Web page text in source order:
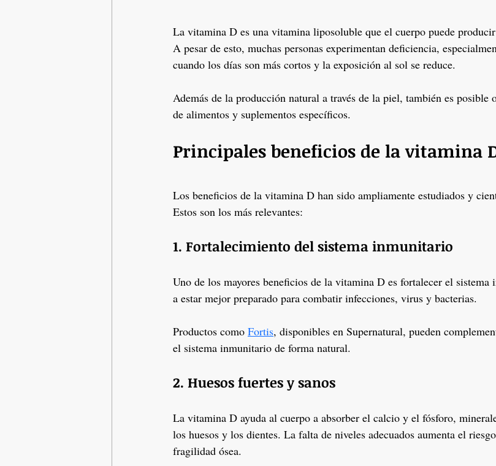
La vitamina D es una vitamina liposoluble que el cuerpo puede
A pesar de esto, muchas personas experimentan deficiencia,
cuando los días son más cortos y la exposición al sol se reduce.
Además de la producción natural a través de la piel, también es posible
de alimentos y suplementos específicos.
Principales beneficios de la vitamina
Los beneficios de la vitamina D han sido ampliamente estudiados y
Estos son los más relevantes:
1. Fortalecimiento del sistema inmunitario
Uno de los mayores beneficios de la vitamina D es fortalecer el
a estar mejor preparado para combatir infecciones, virus y bacterias.
Productos como Fortis, disponibles en Supernatural, pueden
el sistema inmunitario de forma natural.
2. Huesos fuertes y sanos
La vitamina D ayuda al cuerpo a absorber el calcio y el fósforo,
los huesos y los dientes. La falta de niveles adecuados aumenta el
fragilidad ósea.